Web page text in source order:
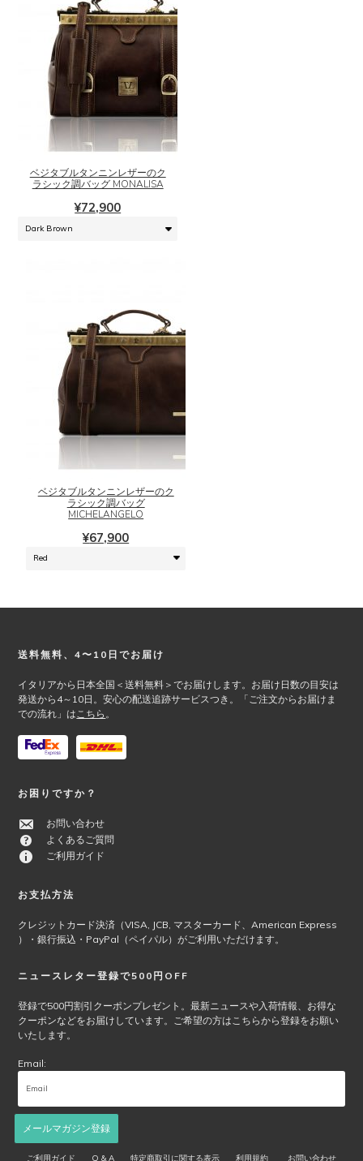
ベジタブルタンニンレザーのク
ラシック調バッグ MONALISA
¥72,900
の
商
品
は
数
シ
ョ
ン
が
あ
す。
プ
シ
ョ
ン
は
ー
ら
択
で
ま
す
ベジタブルタンニンレザーのク
ラシック調バッグ
MICHELANGELO
¥67,900
の
品
に
は
複
数
エ
ョ
ン
が
ま
す。
ン
ー
ら
択
ま
Footer
送料無料、4〜10日でお届け
イタリアから日本全国＜送料無料＞でお届けします。お届け日数の目安は
発送から4～10日。安心の配送追跡サービスつき。「ご注文からお届けま
での流れ」はこちら 。
お困りですか？
お問い合わせ
よくあるご質問
ご利用ガイド
お支払方法
クレジットカード決済（VISA, JCB, マスターカード、American Express
）・銀行振込・PayPal（ペイパル）がご利用いただけます。
ニュースレター登録で500円OFF
登録で500円割引クーポンプレゼント。最新ニュースや入荷情報、お得な
クーポンなどをお届けしています。ご希望の方はこちらから登録をお願い
いたします。
Email:
メールマガジン登録
ご利用ガイド Q & A 特定商取引に関する表示 利用規約 お問い合わせ